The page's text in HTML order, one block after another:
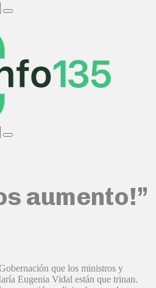
Search
Search
aumento!”
que los ministros y
Eugenia Vidal están que trinan.